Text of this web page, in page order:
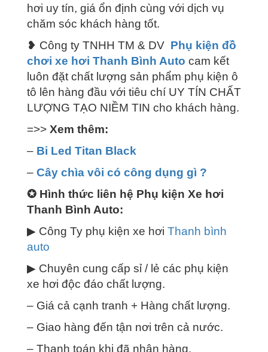
hơi uy tín, giá ổn định cùng với dịch vụ
chăm sóc khách hàng tốt.
❥ Công ty TNHH TM & DV Phụ kiện đồ
chơi xe hơi Thanh Bình Auto cam kết
luôn đặt chất lượng sản phẩm phụ kiện ô
tô lên hàng đầu với tiêu chí UY TÍN CHẤT
LƯỢNG TẠO NIỀM TIN cho khách hàng.
=>> Xem thêm:
– Bi Led Titan Black
– Cây chìa vôi có công dụng gì ?
✪ Hình thức liên hệ Phụ kiện Xe hơi
Thanh Bình Auto:
▶ Công Ty phụ kiện xe hơi Thanh bình
auto
▶ Chuyên cung cấp sỉ / lẻ các phụ kiện
xe hơi độc đáo chất lượng.
– Giá cả cạnh tranh + Hàng chất lượng.
– Giao hàng đến tận nơi trên cả nước.
– Thanh toán khi đã nhận hàng.